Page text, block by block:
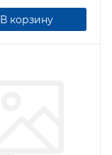
В корзину